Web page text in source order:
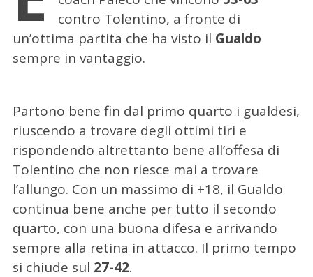
contro Tolentino, a fronte di
un’ottima partita che ha visto il Gualdo
sempre in vantaggio.
Partono bene fin dal primo quarto i gualdesi,
riuscendo a trovare degli ottimi tiri e
rispondendo altrettanto bene all’offesa di
Tolentino che non riesce mai a trovare
l’allungo. Con un massimo di +18, il Gualdo
continua bene anche per tutto il secondo
quarto, con una buona difesa e arrivando
sempre alla retina in attacco. Il primo tempo
si chiude sul 27-42.